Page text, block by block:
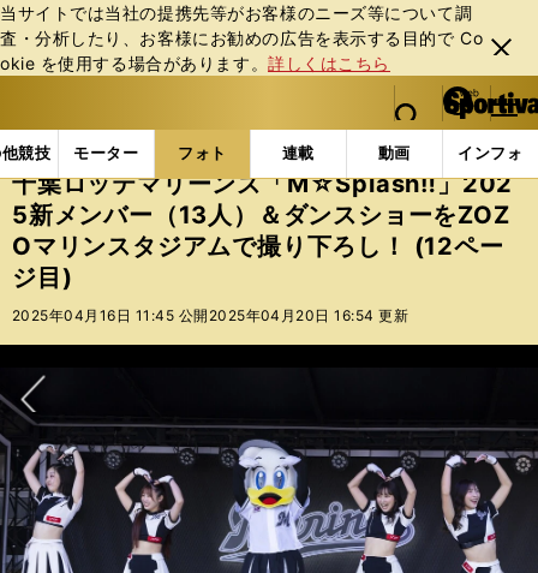
当サイトでは当社の提携先等がお客様のニーズ等について調
査・分析したり、お客様にお勧めの広告を表⽰する⽬的で Co
okie を使⽤する場合があります。詳しくはこちら
閉じ
る
web Sportiva (webスポルティーバ)
検索
マイペ
ー
ジ
メニュ
競技 モーター フォト 連載 動画 インフォ
b
ス
ポ
ル
テ
ィ
ー
バ
フォトギャラリー 千葉ロッテマリーンズ「
千葉ロッテマリーンズ「M☆Splash‼」202
5新メンバー（13人）＆ダンスショーをZOZ
Oマリンスタジアムで撮り下ろし！ (12ペー
ジ目)
2025年04月16日 11:45 公開 2025年04月20日 16:54 更新
次へ